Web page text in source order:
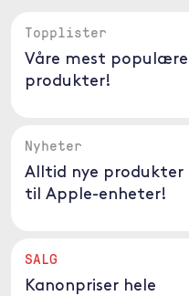
Topplister
Våre mest populære
produkter!
Nyheter
Alltid nye produkter
til Apple-enheter!
SALG
Kanonpriser hele